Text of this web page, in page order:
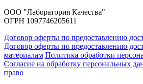
ООО "Лаборатория Качества"
ОГРН 1097746205611
Договор оферты по предоставлению
Договор оферты по предоставлению
материалам Политика обработки
Согласие на обработку персональных
право